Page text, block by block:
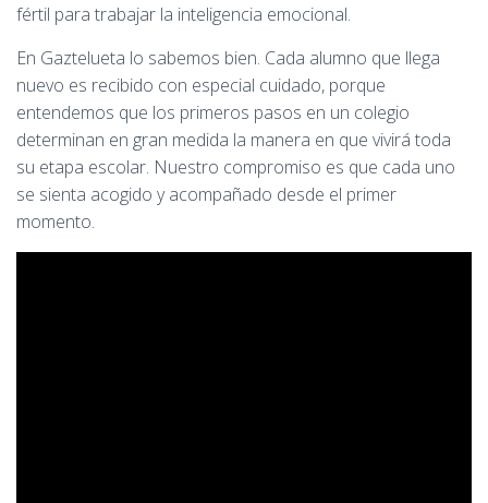
fértil para trabajar la inteligencia emocional.
En Gaztelueta lo sabemos bien. Cada alumno que llega
nuevo es recibido con especial cuidado, porque
entendemos que los primeros pasos en un colegio
determinan en gran medida la manera en que vivirá toda
su etapa escolar. Nuestro compromiso es que cada uno
se sienta acogido y acompañado desde el primer
momento.